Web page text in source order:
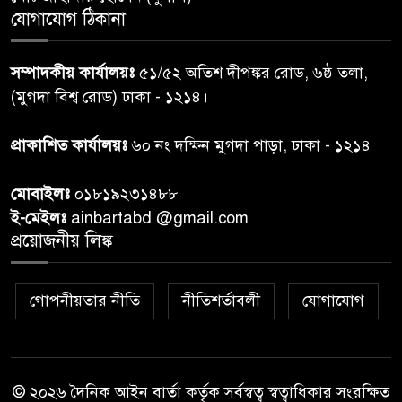
শেয়ার কেলেঙ্কারি: সাকিবের বিরুদ্ধে
তদন্ত শেষ পর্যায়ে, দ্রুত চার্জশিট
ঝড়বৃষ্টির পূর্বাভাস
৮
প্রধানমন্ত্রীর সঙ্গে দেখা করে স্বপ্নপূরণ
অনুশ্রীর, মিলল হারমোনিয়াম
৯
২০ আগস্ট রাষ্ট্রপতি নির্বাচন,
তফসিল প্রকাশ নির্বাচন কমিশনের
১০
যোগাযোগ ঠিকানা
সম্পাদকীয় কার্যালয়ঃ ৫১/৫২ অতিশ দীপঙ্কর রোড, ৬ষ্ঠ তলা,
(মুগদা বিশ্ব রোড) ঢাকা - ১২১৪।
প্রাকাশিত কার্যালয়ঃ৬০ নং দক্ষিন মুগদা পাড়া, ঢাকা - ১২১৪
মোবাইলঃ ০১৮১৯২৩১৪৮৮
ই-মেইলঃ ainbartabd @gmail.com
প্রয়োজনীয় লিঙ্ক
গোপনীয়তার নীতি নীতিশর্তাবলী যোগাযোগ
© ২০২৬ দৈনিক আইন বার্তা কর্তৃক সর্বস্বত্ব স্বত্বাধিকার সংরক্ষিত